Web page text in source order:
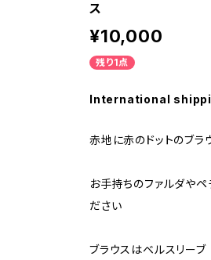
ス
¥10,000
残り1点
International
赤地に赤のドットのブ
お手持ちのファルダや
ださい
ブラウスはベルスリーブ